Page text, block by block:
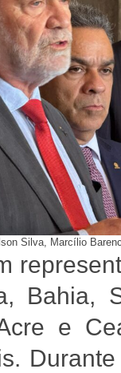
Silva, Marcílio
Bahia,
e